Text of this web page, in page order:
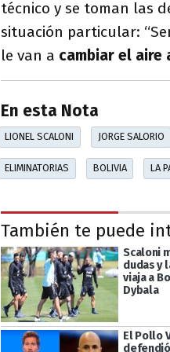
técnico y se toman las
situación particular:
le van a cambiar el aire
En esta Nota
LIONEL SCALONI JORGE SALORIO
ELIMINATORIAS BOLIVIA LA
También te puede
Scaloni
dudas y
viaja a
Dybala
El Pollo